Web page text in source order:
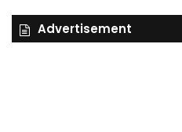
Advertisement